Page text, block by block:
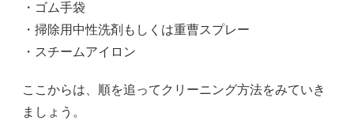
・ゴム手袋
・掃除用中性洗剤もしくは重曹スプレー
・スチームアイロン
ここからは、順を追ってクリーニング方法をみていき
ましょう。